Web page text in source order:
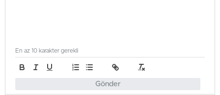
Gönder
En az 10 karakter gerekli